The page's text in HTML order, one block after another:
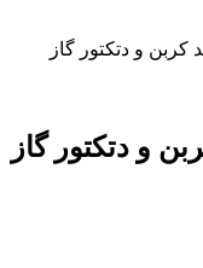
کربن و دتکتور گاز
و دتکتور گاز